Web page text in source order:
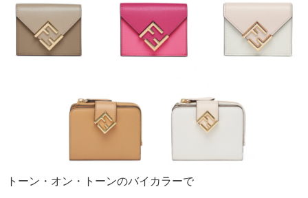
トーン・オン・トーンのバイカラーで